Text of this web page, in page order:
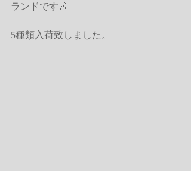
ランドです🎶
5種類入荷致しました。